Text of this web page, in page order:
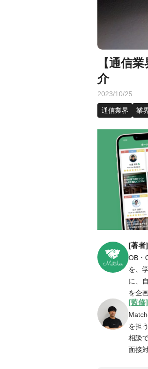
【通信
介
2023/10/25
通信業界 業
[著者
OB・
を、
に、
を企
[監修
を担
相談
面接